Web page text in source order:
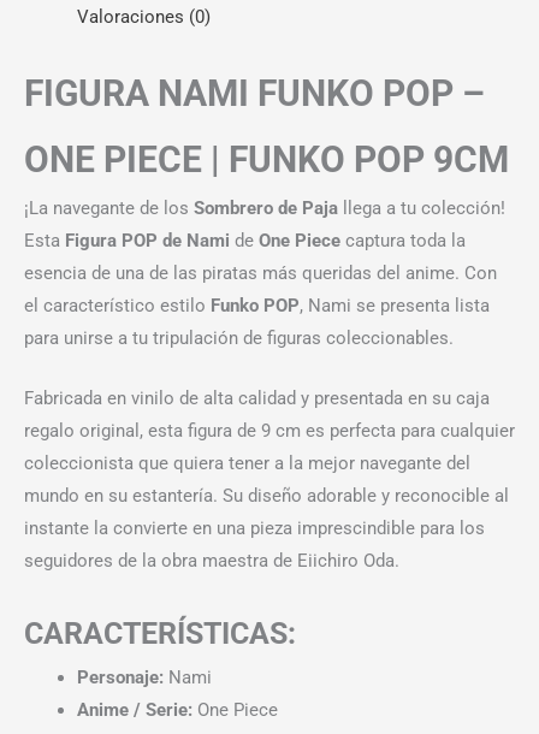
Valoraciones (0)
FIGURA NAMI FUNKO POP –
ONE PIECE | FUNKO POP 9CM
¡La navegante de los Sombrero de Paja llega a tu colección!
Esta Figura POP de Nami de One Piece captura toda la
esencia de una de las piratas más queridas del anime. Con
el característico estilo Funko POP, Nami se presenta lista
para unirse a tu tripulación de figuras coleccionables.
Fabricada en vinilo de alta calidad y presentada en su caja
regalo original, esta figura de 9 cm es perfecta para cualquier
coleccionista que quiera tener a la mejor navegante del
mundo en su estantería. Su diseño adorable y reconocible al
instante la convierte en una pieza imprescindible para los
seguidores de la obra maestra de Eiichiro Oda.
CARACTERÍSTICAS:
Personaje: Nami
Anime / Serie: One Piece